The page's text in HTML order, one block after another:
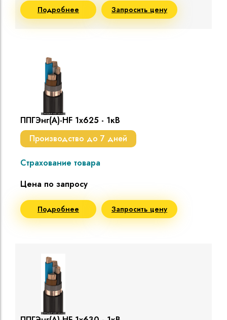
Подробнее Запросить цену
ППГЭнг(A)-HF 1х625 - 1кВ
Производство до 7 дней
Страхование товара
Цена по запросу
Подробнее Запросить цену